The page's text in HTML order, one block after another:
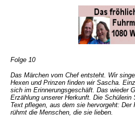
Folge 10
Das Märchen vom Chef entsteht. Wir
Hexen und Prinzen finden wir Sascha.
sich im Erinnerungsgeschäft. Das wieder
Erzählung unserer Herkunft. Die Schülerin
Text pflegen, aus dem sie hervorgeht: Der
rühmt die Menschen, die sie lieben.